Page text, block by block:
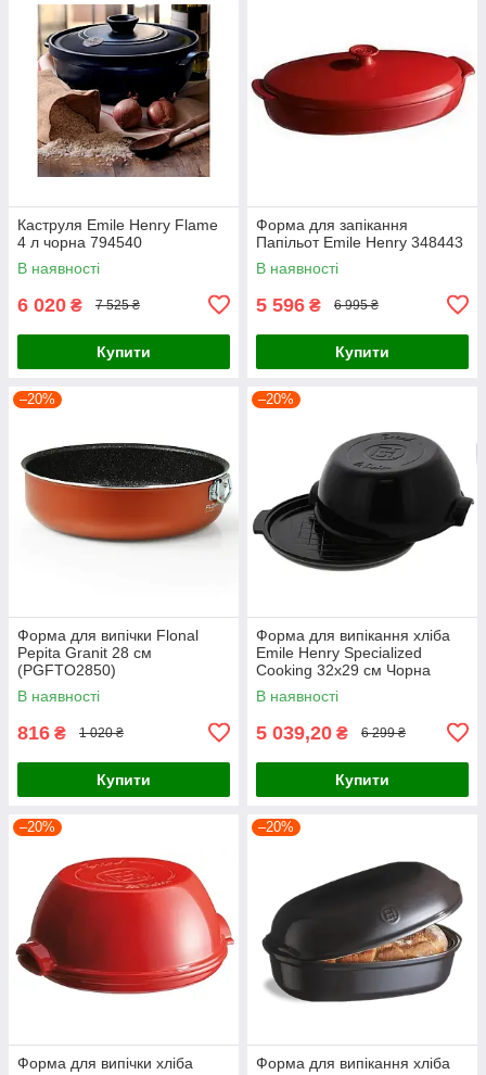
Каструля Emile Henry Flame
4 л чорна 794540
В наявності
6 020 ₴ 7 525 ₴
Купити
Форма для запікання
Папільот Emile Henry 348443
В наявності
5 596 ₴ 6 995 ₴
Купити
–20%
Форма для випічки Flonal
Pepita Granit 28 см
(PGFTO2850)
В наявності
816 ₴ 1 020 ₴
Купити
–20%
Форма для випікання хліба
Emile Henry Specialized
Cooking 32х29 см Чорна
(795507)
В наявності
5 039,20 ₴ 6 299 ₴
Купити
–20%
Форма для випічки хліба
–20%
Форма для випікання хліба